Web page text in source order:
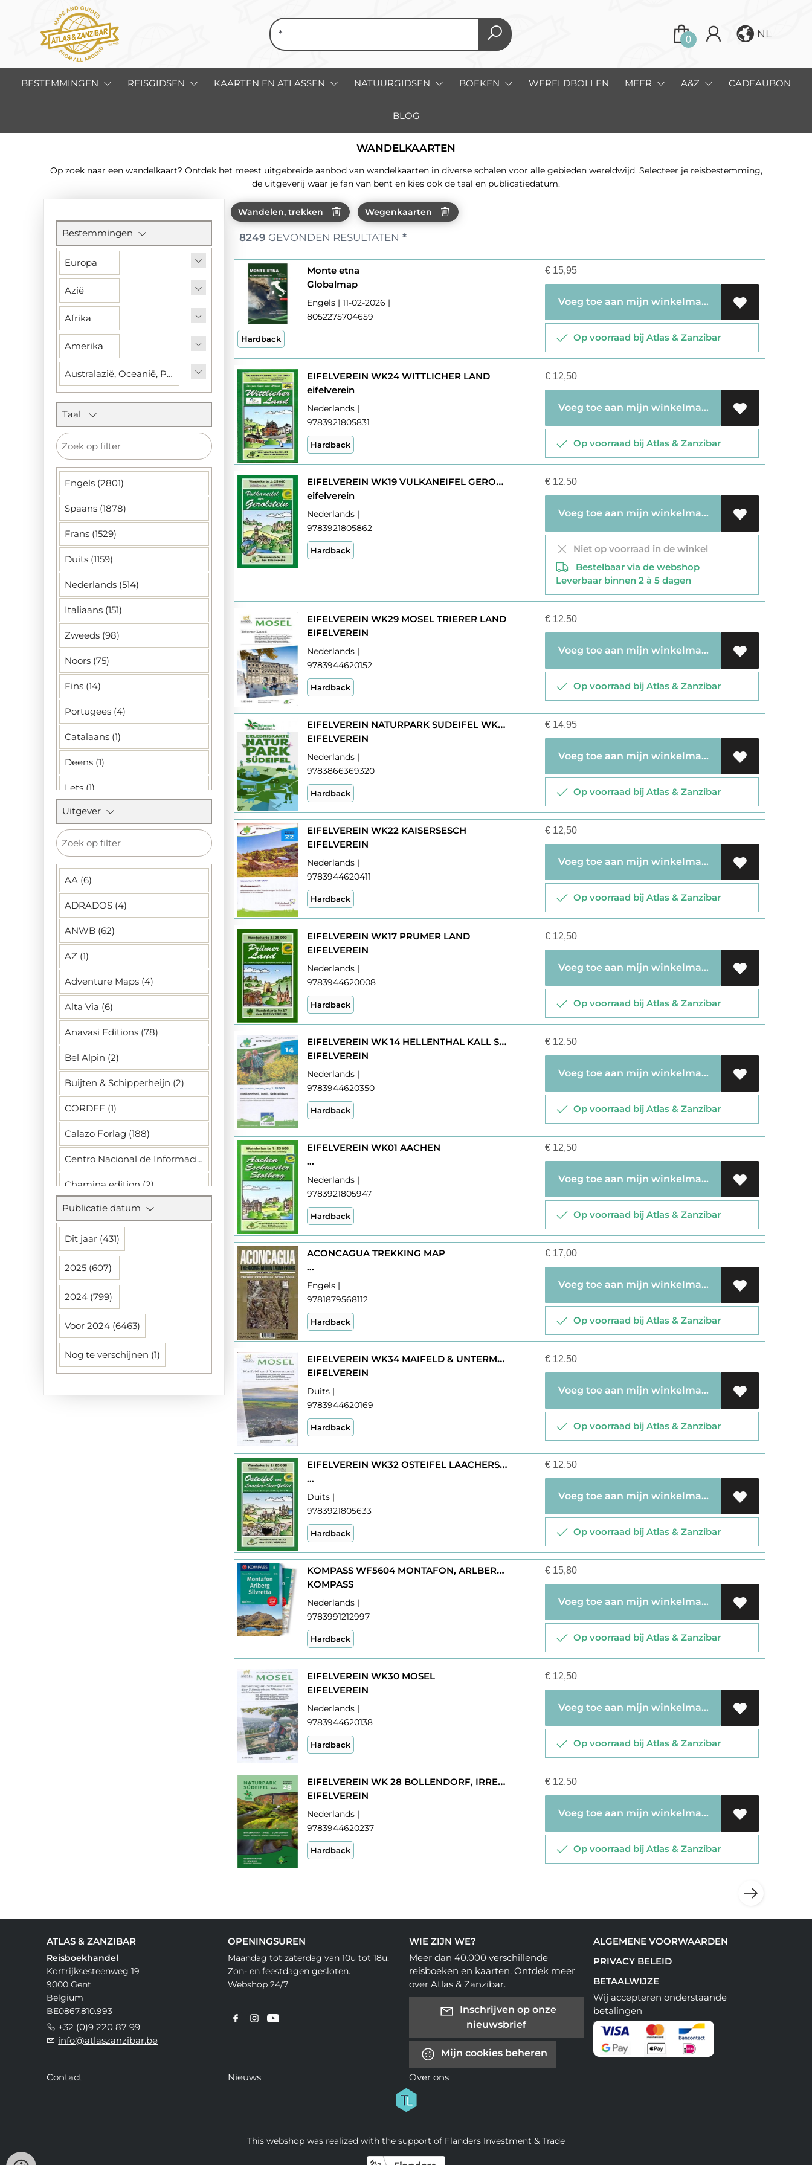
0 NL
BESTEMMINGEN REISGIDSEN KAARTEN EN ATLASSEN NATUURGIDSEN BOEKEN WERELDBOLLEN MEER A&Z CADEAUBON
BLOG
WANDELKAARTEN
Op zoek naar een wandelkaart? Ontdek het meest uitgebreide aanbod van wandelkaarten in diverse schalen voor alle gebieden wereldwijd. Selecteer je reisbestemming,
de uitgeverij waar je fan van bent en kies ook de taal en publicatiedatum.
Bestemmingen
Europa
Azië
Afrika
Amerika
Australazië, Oceanië, Pacifische Eilanden, Atlantische Eilanden
Taal
Engels (2801)
Spaans (1878)
Frans (1529)
Duits (1159)
Nederlands (514)
Italiaans (151)
Zweeds (98)
Noors (75)
Fins (14)
Portugees (4)
Catalaans (1)
Deens (1)
Lets (1)
Uitgever
AA (6)
ADRADOS (4)
ANWB (62)
AZ (1)
Adventure Maps (4)
Alta Via (6)
Anavasi Editions (78)
Bel Alpin (2)
Buijten & Schipperheijn (2)
CORDEE (1)
Calazo Forlag (188)
Centro Nacional de Informacion Geografica (1859)
Chamina edition (2)
Deutscher Alpenverein (100)
Didier Richard (15)
Dimap (1)
Discovery (1)
Domino (2)
EIFELVER (12)
EIFELVEREIN (24)
IGN (1309)
ITMB Publishing Ltd (7)
Ideta (1)
Iskartour (9)
Jana Seta Map Publishers (1)
KOMPASS (15)
Publicatie datum
Dit jaar (431)
2025 (607)
2024 (799)
Voor 2024 (6463)
Nog te verschijnen (1)
Wandelen, trekken Wegenkaarten
8249 GEVONDEN RESULTATEN *
Monte etna
Globalmap
Engels | 11-02-2026 |
8052275704659
Hardback
€ 15,95
Voeg toe aan mijn winkelmandje
Op voorraad bij Atlas & Zanzibar
EIFELVEREIN WK24 WITTLICHER LAND
eifelverein
Nederlands |
9783921805831
Hardback
€ 12,50
Voeg toe aan mijn winkelmandje
Op voorraad bij Atlas & Zanzibar
EIFELVEREIN WK19 VULKANEIFEL GEROLSTEIN
eifelverein
Nederlands |
9783921805862
Hardback
€ 12,50
Voeg toe aan mijn winkelmandje
Niet op voorraad in de winkel
Bestelbaar via de webshop
Leverbaar binnen 2 à 5 dagen
EIFELVEREIN WK29 MOSEL TRIERER LAND
EIFELVEREIN
Nederlands |
9783944620152
Hardback
€ 12,50
Voeg toe aan mijn winkelmandje
Op voorraad bij Atlas & Zanzibar
EIFELVEREIN NATURPARK SUDEIFEL WK28 ERLEBNISKARTE
EIFELVEREIN
Nederlands |
9783866369320
Hardback
€ 14,95
Voeg toe aan mijn winkelmandje
Op voorraad bij Atlas & Zanzibar
EIFELVEREIN WK22 KAISERSESCH
EIFELVEREIN
Nederlands |
9783944620411
Hardback
€ 12,50
Voeg toe aan mijn winkelmandje
Op voorraad bij Atlas & Zanzibar
EIFELVEREIN WK17 PRUMER LAND
EIFELVEREIN
Nederlands |
9783944620008
Hardback
€ 12,50
Voeg toe aan mijn winkelmandje
Op voorraad bij Atlas & Zanzibar
EIFELVEREIN WK 14 HELLENTHAL KALL SCHLEIDEN
EIFELVEREIN
Nederlands |
9783944620350
Hardback
€ 12,50
Voeg toe aan mijn winkelmandje
Op voorraad bij Atlas & Zanzibar
EIFELVEREIN WK01 AACHEN
...
Nederlands |
9783921805947
Hardback
€ 12,50
Voeg toe aan mijn winkelmandje
Op voorraad bij Atlas & Zanzibar
ACONCAGUA TREKKING MAP
...
Engels |
9781879568112
Hardback
€ 17,00
Voeg toe aan mijn winkelmandje
Op voorraad bij Atlas & Zanzibar
EIFELVEREIN WK34 MAIFELD & UNTERMOSEL
EIFELVEREIN
Duits |
9783944620169
Hardback
€ 12,50
Voeg toe aan mijn winkelmandje
Op voorraad bij Atlas & Zanzibar
EIFELVEREIN WK32 OSTEIFEL LAACHERSEE
...
Duits |
9783921805633
Hardback
€ 12,50
Voeg toe aan mijn winkelmandje
Op voorraad bij Atlas & Zanzibar
KOMPASS WF5604 MONTAFON, ARLBERG, SILVRETTA
KOMPASS
Nederlands |
9783991212997
Hardback
€ 15,80
Voeg toe aan mijn winkelmandje
Op voorraad bij Atlas & Zanzibar
EIFELVEREIN WK30 MOSEL
EIFELVEREIN
Nederlands |
9783944620138
Hardback
€ 12,50
Voeg toe aan mijn winkelmandje
Op voorraad bij Atlas & Zanzibar
EIFELVEREIN WK 28 BOLLENDORF, IRREL, ECHTERNACH
EIFELVEREIN
Nederlands |
9783944620237
Hardback
€ 12,50
Voeg toe aan mijn winkelmandje
Op voorraad bij Atlas & Zanzibar
ATLAS & ZANZIBAR
Reisboekhandel
Kortrijksesteenweg 19
9000 Gent
Belgium
BE0867.810.993
+32 (0)9 220 87 99
info@atlaszanzibar.be
OPENINGSUREN
Maandag tot zaterdag van 10u tot 18u.
Zon- en feestdagen gesloten.
Webshop 24/7
WIE ZIJN WE?
Meer dan 40.000 verschillende
reisboeken en kaarten. Ontdek meer
over Atlas & Zanzibar.
Inschrijven op onze
nieuwsbrief
Mijn cookies beheren
ALGEMENE VOORWAARDEN
PRIVACY BELEID
BETAALWIJZE
Wij accepteren onderstaande
betalingen
Contact Nieuws Over ons
This webshop was realized with the support of Flanders Investment & Trade